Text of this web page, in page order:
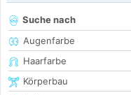
Suche nach
Augenfarbe
Haarfarbe
Körperbau